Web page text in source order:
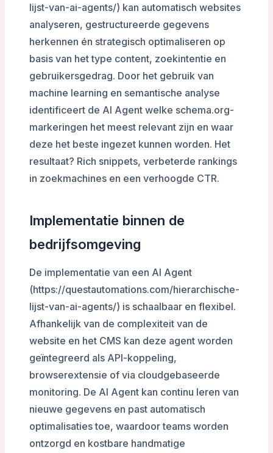
lijst-van-ai-agents/) kan automatisch websites
analyseren, gestructureerde gegevens
herkennen én strategisch optimaliseren op
basis van het type content, zoekintentie en
gebruikersgedrag. Door het gebruik van
machine learning en semantische analyse
identificeert de AI Agent welke schema.org-
markeringen het meest relevant zijn en waar
deze het beste ingezet kunnen worden. Het
resultaat? Rich snippets, verbeterde rankings
in zoekmachines en een verhoogde CTR.
Implementatie binnen de
bedrijfsomgeving
De implementatie van een AI Agent
(https://questautomations.com/hierarchische-
lijst-van-ai-agents/) is schaalbaar en flexibel.
Afhankelijk van de complexiteit van de
website en het CMS kan deze agent worden
geïntegreerd als API-koppeling,
browserextensie of via cloudgebaseerde
monitoring. De AI Agent kan continu leren van
nieuwe gegevens en past automatisch
optimalisaties toe, waardoor teams worden
ontzorgd en kostbare handmatige